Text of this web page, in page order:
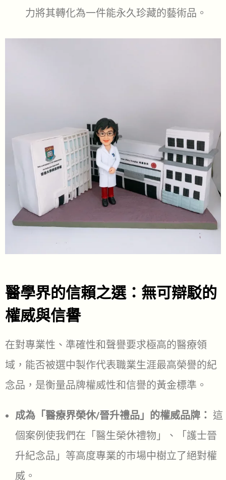
力將其轉化為一件能永久珍藏的藝術品。
醫學界的信賴之選：無可辯駁的
權威與信譽
在對專業性、準確性和聲譽要求極高的醫療領
域，能否被選中製作代表職業生涯最高榮譽的紀
念品，是衡量品牌權威性和信譽的黃金標準。
成為「醫療界榮休/晉升禮品」的權威品牌： 這
個案例使我們在「醫生榮休禮物」、「護士晉
升紀念品」等高度專業的市場中樹立了絕對權
威。